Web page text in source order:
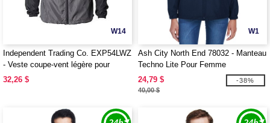
W14
Independent Trading Co. EXP54LWZ
- Veste coupe-vent légère pour
adultes
32,26 $
W1
Ash City North End 78032 - Manteau
Techno Lite Pour Femme
24,79 $
40,00 $
-38%